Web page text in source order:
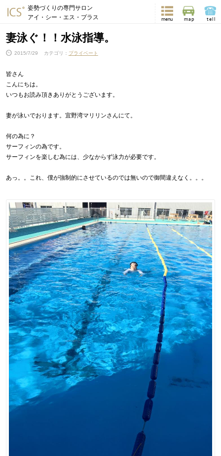
姿勢づくりの専門サロン
アイ・シー・エス・プラス
menu map tell
妻泳ぐ！！水泳指導。
2015/7/29 カテゴリ： プライベート
皆さん
こんにちは。
いつもお読み頂きありがとうございます。
妻が泳いでおります。宜野湾マリリンさんにて。
何の為に？
サーフィンの為です。
サーフィンを楽しむ為には、少なからず泳力が必要です。
あっ。。これ、僕が強制的にさせているのでは無いので御間違えなく。。。